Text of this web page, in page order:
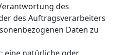
des
des Auftragsverarbeiters
Daten zu